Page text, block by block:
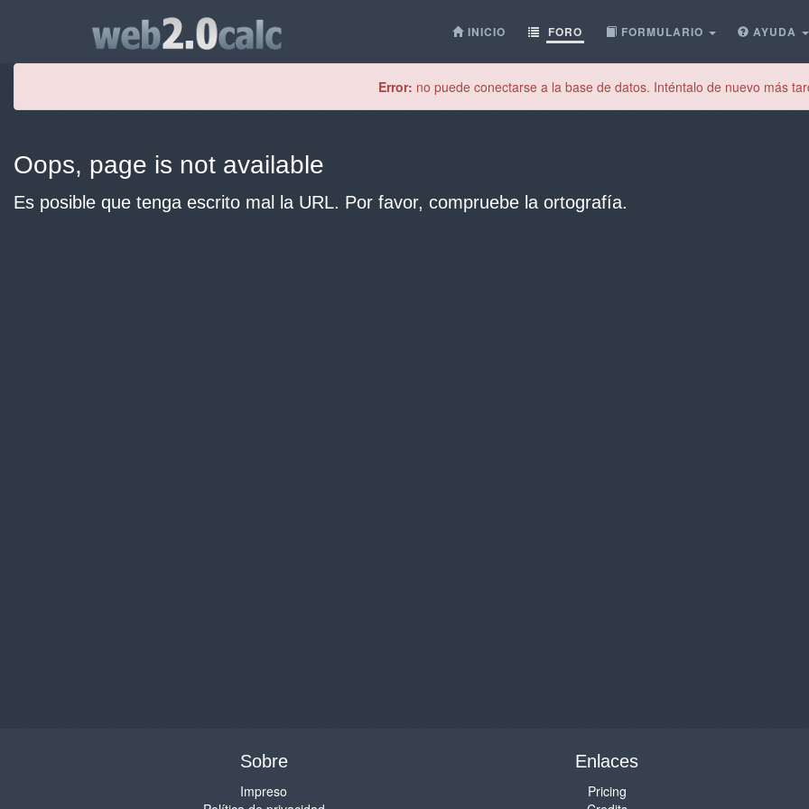
INICIO FORO FORMULARIO AYUDA
Error: no puede conectarse a la base de datos. Inténtalo de nuevo más
Oops, page is not available
Es posible que tenga escrito mal la URL. Por favor, compruebe la ortografía.
Sobre
Impreso
Enlaces
Pricing